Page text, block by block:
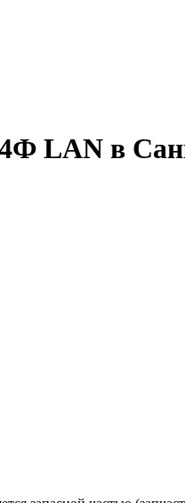
LAN в